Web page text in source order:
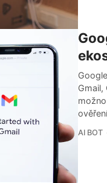
Gmail,
AI BOT